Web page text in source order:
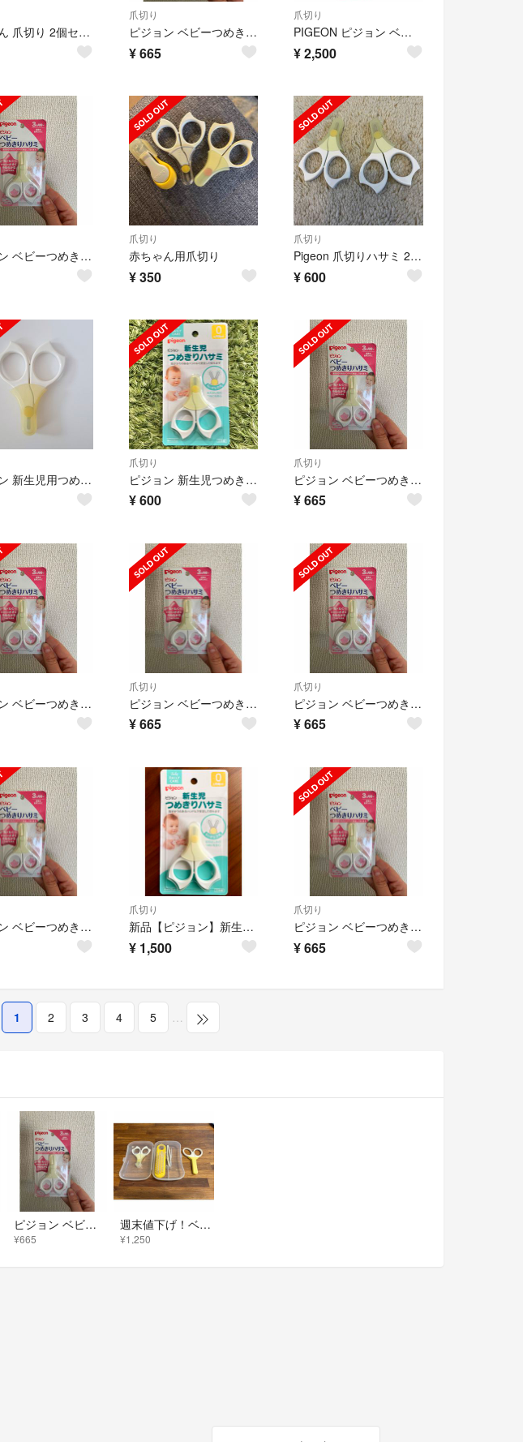
赤ちゃん 爪切り 2個セット つめきり ピジョン
爪切り
ピジョン ベビーつめきりハサミ。 ##140
¥665
爪切り
PIGEON ピジョン ベビー電動つめやすり
¥2,500
ピジョン ベビーつめきりハサミ 3ヶ月から #140
爪切り
赤ちゃん用爪切り
¥350
爪切り
Pigeon 爪切りハサミ 2個セット
¥600
ピジョン 新生児用つめきりハサミ
爪切り
ピジョン 新生児つめきりハサミ
¥600
爪切り
ピジョン ベビーつめきりハサミ 3ヶ月から ##140
¥665
ピジョン ベビーつめきりハサミ 3ヶ月から ##140
爪切り
ピジョン ベビーつめきりハサミ 3ヶ月から ##140
¥665
爪切り
ピジョン ベビーつめきりハサミ 3ヶ月から ##140
¥665
ピジョン ベビーつめきりハサミ 3ヶ月から ##140
爪切り
新品【ピジョン】新生児用つめきりハサミ
¥ 1,500
爪切り
ピジョン ベビーつめきりハサミ 3ヶ月から ##140
¥665
1 2 3 4 5 …
ピジョン ベビーつめきりハサミ 3ヶ月から #140
¥665
週末値下げ！ベビーこだわりおていれセット 指の大きめのハサミも付けます。
¥1,250